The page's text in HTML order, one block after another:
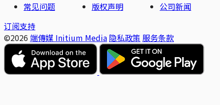
常见问题
版权声明
公司新闻
订阅支持
©2026 端傳媒 Initium Media 隐私政策 服务条款